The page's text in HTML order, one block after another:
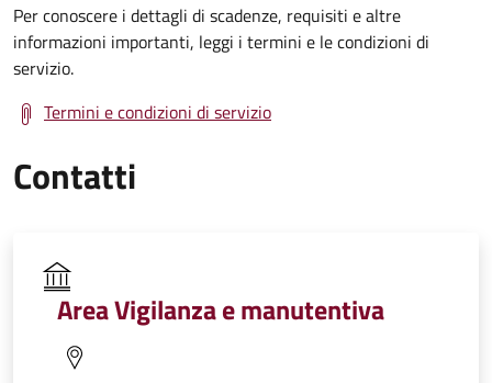
Per conoscere i dettagli di scadenze, requisiti e altre
informazioni importanti, leggi i termini e le condizioni di
servizio.
Termini e condizioni di servizio
Contatti
Area Vigilanza e manutentiva